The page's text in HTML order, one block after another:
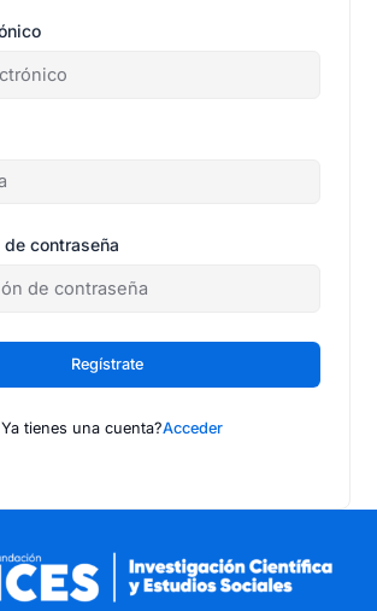
contraseña
Regístrate
tienes una cuenta?Acceder